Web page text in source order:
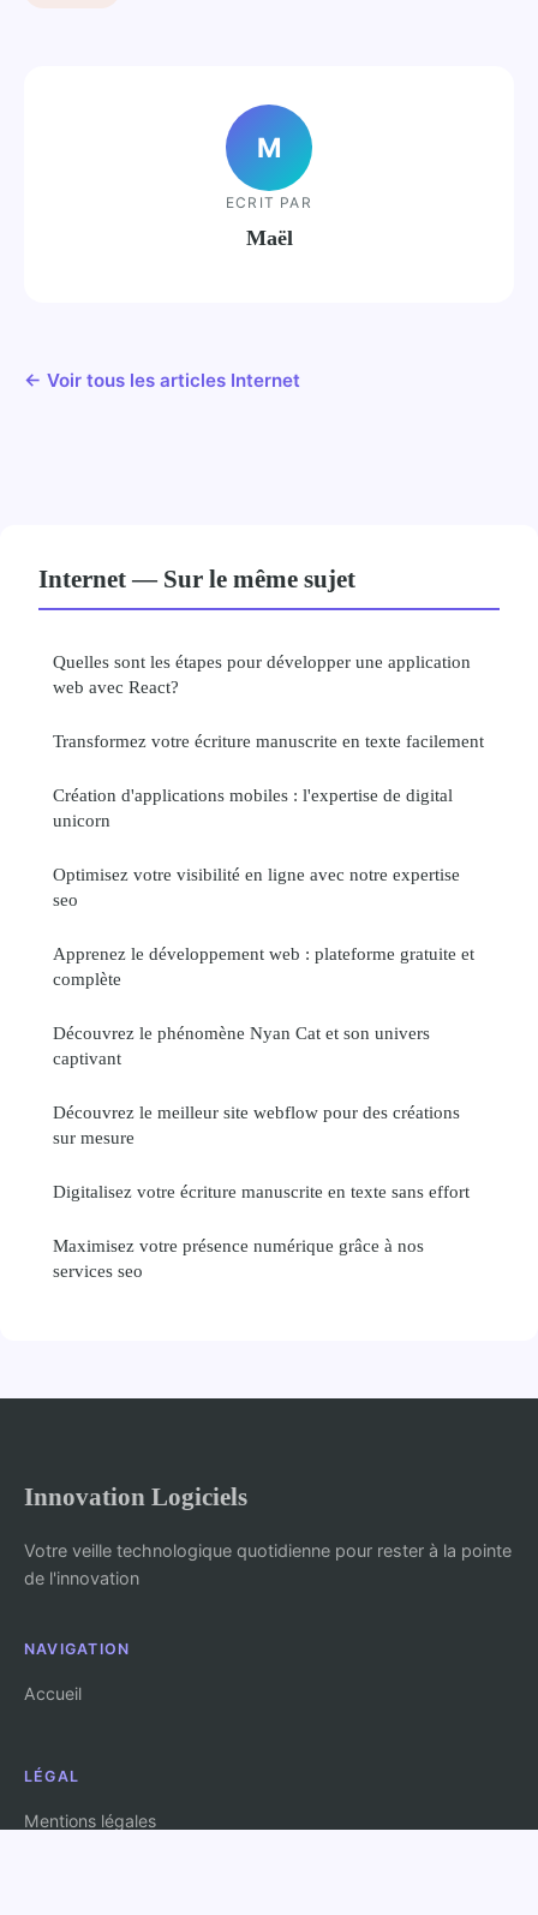
M
ECRIT PAR
Maël
← Voir tous les articles Internet
Internet — Sur le même sujet
Quelles sont les étapes pour développer une application
web avec React?
Transformez votre écriture manuscrite en texte facilement
Création d'applications mobiles : l'expertise de digital
unicorn
Optimisez votre visibilité en ligne avec notre expertise
seo
Apprenez le développement web : plateforme gratuite et
complète
Découvrez le phénomène Nyan Cat et son univers
captivant
Découvrez le meilleur site webflow pour des créations
sur mesure
Digitalisez votre écriture manuscrite en texte sans effort
Maximisez votre présence numérique grâce à nos
services seo
Innovation Logiciels
Votre veille technologique quotidienne pour rester à la pointe
de l'innovation
NAVIGATION
Accueil
LÉGAL
Mentions légales